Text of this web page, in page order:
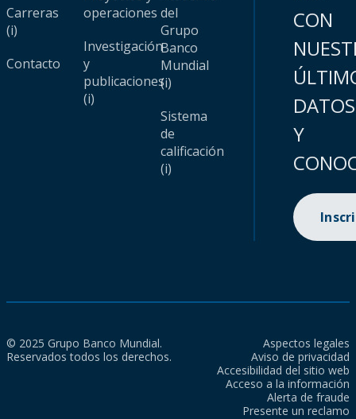
Carreras
(i)
Contacto
operaciones
Investigación
y
publicaciones
(i)
del
Grupo
Banco
Mundial
(i)
Sistema
de
calificación
(i)
CON
DATOS
Y
© 2025 Grupo Banco Mundial.
Reservados todos los derechos.
Aspectos legales
Aviso de privacidad
Accesibilidad del sitio web
Acceso a la información
Alerta de fraude
Presente un reclamo